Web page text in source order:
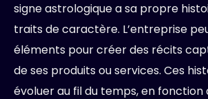
signe astrologique a sa propre
traits de caractère. L’entreprise
éléments pour créer des récits
de ses produits ou services. Ces
évoluer au fil du temps, en fonction